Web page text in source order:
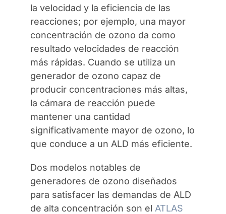
la velocidad y la eficiencia de las
reacciones; por ejemplo, una mayor
concentración de ozono da como
resultado velocidades de reacción
más rápidas. Cuando se utiliza un
generador de ozono capaz de
producir concentraciones más altas,
la cámara de reacción puede
mantener una cantidad
significativamente mayor de ozono, lo
que conduce a un ALD más eficiente.
Dos modelos notables de
generadores de ozono diseñados
para satisfacer las demandas de ALD
de alta concentración son el ATLAS